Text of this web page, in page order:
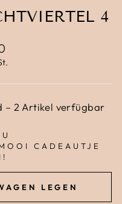
4
– 2 Artikel verfügbar
CADEAUTJE
LEGEN